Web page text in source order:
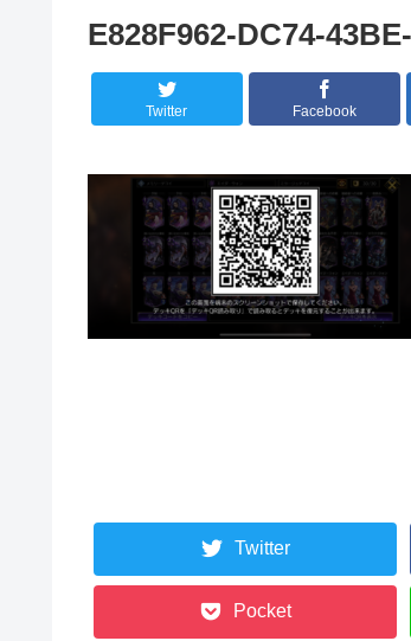
E828F962-DC74-
Twitter Facebook
Twitter
Pocket